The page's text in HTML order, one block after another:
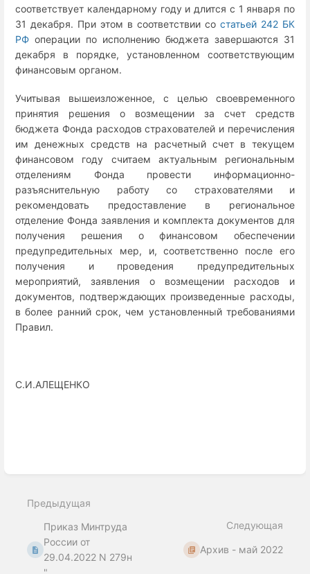
соответствует календарному году и длится с 1 января по
31 декабря. При этом в соответствии со статьей 242 БК
РФ операции по исполнению бюджета завершаются 31
декабря в порядке, установленном соответствующим
финансовым органом.
Учитывая вышеизложенное, с целью своевременного
принятия решения о возмещении за счет средств
бюджета Фонда расходов страхователей и перечисления
им денежных средств на расчетный счет в текущем
финансовом году считаем актуальным региональным
отделениям Фонда провести информационно-
разъяснительную работу со страхователями и
рекомендовать предоставление в региональное
отделение Фонда заявления и комплекта документов для
получения решения о финансовом обеспечении
предупредительных мер, и, соответственно после его
получения и проведения предупредительных
мероприятий, заявления о возмещении расходов и
документов, подтверждающих произведенные расходы,
в более ранний срок, чем установленный требованиями
Правил.
С.И.АЛЕЩЕНКО
mode
Предыдущая
Приказ Минтруда
России от
29.04.2022 N 279н
Следующая
Архив - май 2022